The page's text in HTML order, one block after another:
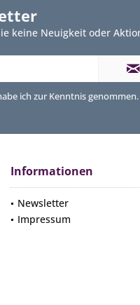
keine Neuigkeit oder
ich zur Kenntnis genommen.
Informationen
Newsletter
Impressum